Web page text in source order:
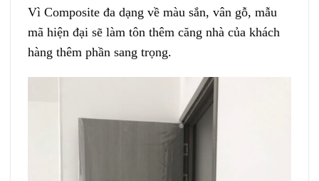
Vì Composite đa dạng về màu sắn, vân gỗ, mẫu
mã hiện đại sẽ làm tôn thêm căng nhà của khách
hàng thêm phần sang trọng.